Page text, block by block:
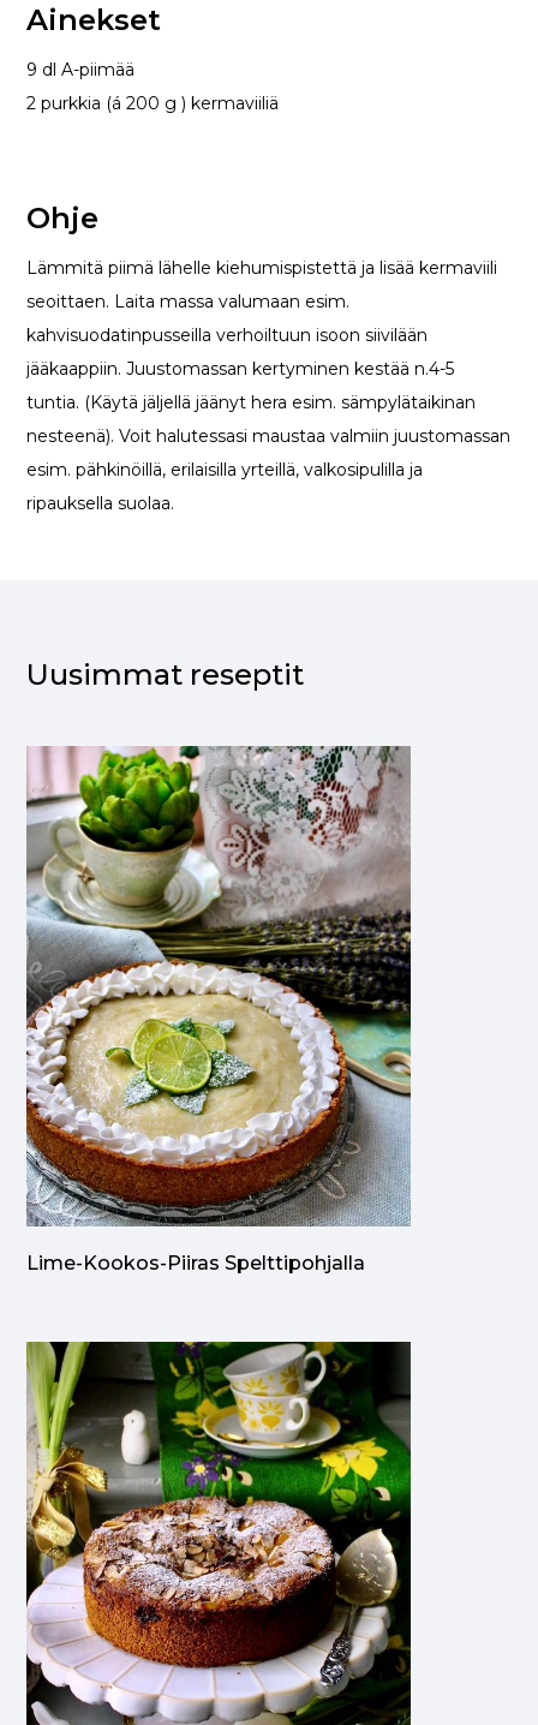
Ainekset
9 dl A-piimää
2 purkkia (á 200 g ) kermaviiliä
Ohje
Lämmitä piimä lähelle kiehumispistettä ja lisää kermaviili
seoittaen. Laita massa valumaan esim.
kahvisuodatinpusseilla verhoiltuun isoon siivilään
jääkaappiin. Juustomassan kertyminen kestää n.4-5
tuntia. (Käytä jäljellä jäänyt hera esim. sämpylätaikinan
nesteenä). Voit halutessasi maustaa valmiin juustomassan
esim. pähkinöillä, erilaisilla yrteillä, valkosipulilla ja
ripauksella suolaa.
Uusimmat reseptit
Lime-Kookos-Piiras Spelttipohjalla